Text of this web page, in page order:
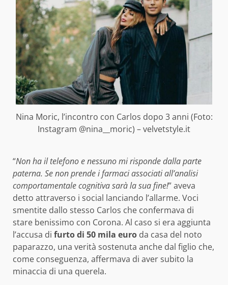
Nina Moric, l’incontro con Carlos dopo 3 anni (Foto:
Instagram @nina__moric) – velvetstyle.it
“Non ha il telefono e nessuno mi risponde dalla parte
paterna. Se non prende i farmaci associati all’analisi
comportamentale cognitiva sarà la sua fine!” aveva
detto attraverso i social lanciando l’allarme. Voci
smentite dallo stesso Carlos che confermava di
stare benissimo con Corona. Al caso si era aggiunta
l’accusa di furto di 50 mila euro da casa del noto
paparazzo, una verità sostenuta anche dal figlio che,
come conseguenza, affermava di aver subito la
minaccia di una querela.